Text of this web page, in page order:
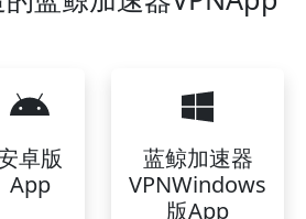
卓版
App
蓝鲸加速器
VPNWindows
版App